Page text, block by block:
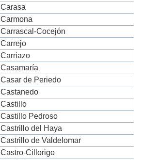
Carasa
Carmona
Carrascal-Cocejón
Carrejo
Carriazo
Casamaría
Casar de Periedo
Castanedo
Castillo
Castillo Pedroso
Castrillo del Haya
Castrillo de Valdelomar
Castro-Cillorigo